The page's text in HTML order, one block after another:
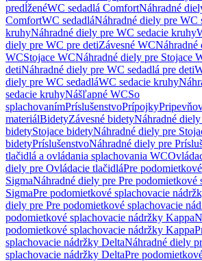
predĺženéWC sedadlá ComfortNáhradné
ComfortWC sedadláNáhradné diely pre WC
kruhyNáhradné diely pre WC sedacie kruhy
diely pre WC pre detiZávesné WCNáhradné
WCStojace WCNáhradné diely pre Stojace
detiNáhradné diely pre WC sedadlá pre deti
diely pre WC sedadláWC sedacie kruhy
sedacie kruhyNášľapné WCSo
splachovanímPríslušenstvoPrípojky
materiálBidetyZávesné bidetyNáhradné
bidetyStojace bidetyNáhradné diely pre
bidetyPríslušenstvoNáhradné diely pre
tlačidlá a ovládania splachovania WC
diely pre Ovládacie tlačidláPre
SigmaNáhradné diely pre Pre podomietkové
SigmaPre podomietkové splachovacie
diely pre Pre podomietkové splachovacie
podomietkové splachovacie nádržky Kappa
podomietkové splachovacie nádržky Kappa
splachovacie nádržky DeltaNáhradné diely
splachovacie nádržky DeltaPre